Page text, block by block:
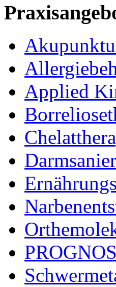
Applied